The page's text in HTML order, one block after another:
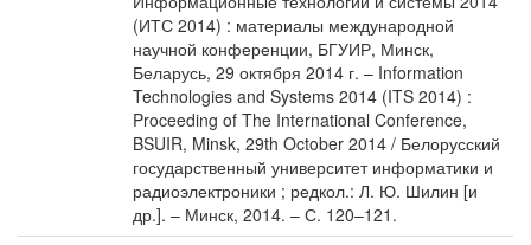
(ИТС 2014) : материалы международной
научной конференции, БГУИР, Минск,
Беларусь, 29 октября 2014 г. – Information
Technologies and Systems 2014 (ITS 2014) :
Proceeding of The International Conference,
BSUIR, Minsk, 29th October 2014 / Белорусский
государственный университет информатики и
радиоэлектроники ; редкол.: Л. Ю. Шилин [и
др.]. – Минск, 2014. – С. 120–121.